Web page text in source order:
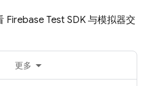
Firebase Test SDK 与模拟器交
更多